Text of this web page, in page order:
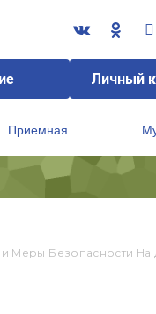
Личный
Приемная
Меры Безопасности На